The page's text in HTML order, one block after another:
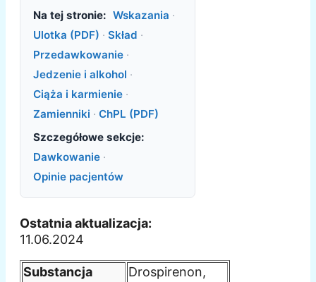
Na tej stronie: Wskazania ·
Ulotka (PDF) · Skład ·
Przedawkowanie ·
Jedzenie i alkohol ·
Ciąża i karmienie ·
Zamienniki · ChPL (PDF)
Szczegółowe sekcje:
Dawkowanie ·
Opinie pacjentów
Ostatnia aktualizacja:
11.06.2024
Substancja
Drospirenon,